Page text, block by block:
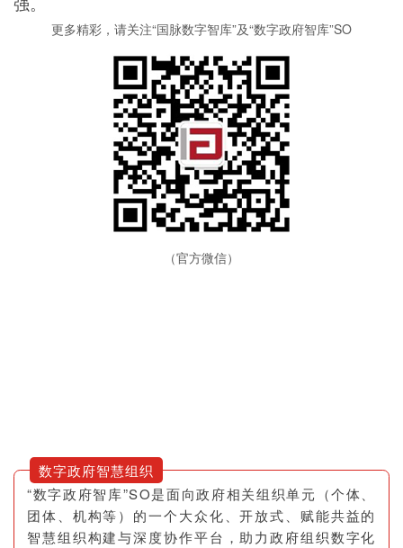
更多精彩，请关注“国脉数字智库”及“数字政府智库”SO
（官方微信）
数字政府智慧组织
“数字政府智库”SO是面向政府相关组织单元（个体、
团体、机构等）的一个大众化、开放式、赋能共益的
智慧组织构建与深度协作平台，助力政府组织数字化